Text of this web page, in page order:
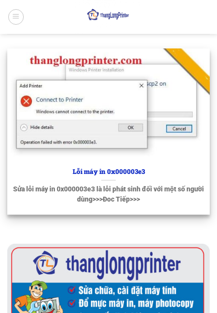
qua
Lỗi máy in 0x000003e3
Sửa lỗi máy in 0x000003e3 là lỗi phát sinh đối với một số người
dùng>>>Đoc Tiếp>>>